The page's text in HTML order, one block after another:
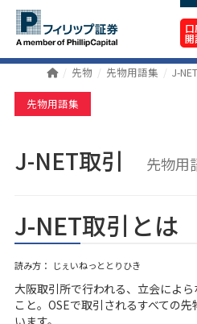
開
先物 先物用語集 J-
先物用語集
J-NET取引 先物用
J-NET取引とは
読み方： じぇいねっととりひき
大阪取引所で行われる、立会によ
こと。OSEで取引されるすべての
います。